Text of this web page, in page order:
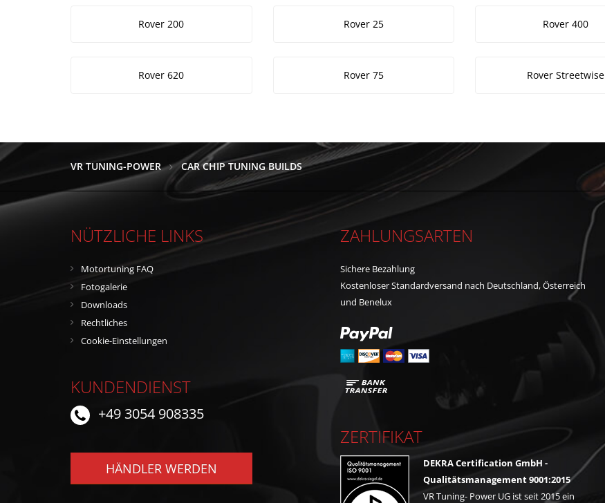
Rover 200 Rover 25 Rover 400
Rover 620 Rover 75 Rover Streetwise
VR TUNING-POWER CAR CHIP TUNING BUILDS
NÜTZLICHE LINKS
Motortuning FAQ
Fotogalerie
Downloads
Rechtliches
Cookie-Einstellungen
KUNDENDIENST
+49 3054 908335
HÄNDLER WERDEN
ZAHLUNGSARTEN
Sichere Bezahlung
Kostenloser Standardversand nach Deutschland, Österreich
und Benelux
ZERTIFIKAT
DEKRA Certification GmbH -
Qualitätsmanagement 9001:2015
VR Tuning- Power UG ist seit 2015 ein